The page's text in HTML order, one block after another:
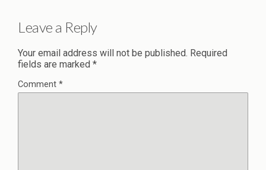
Leave a Reply
Your email address will not be published. Required
fields are marked *
Comment *